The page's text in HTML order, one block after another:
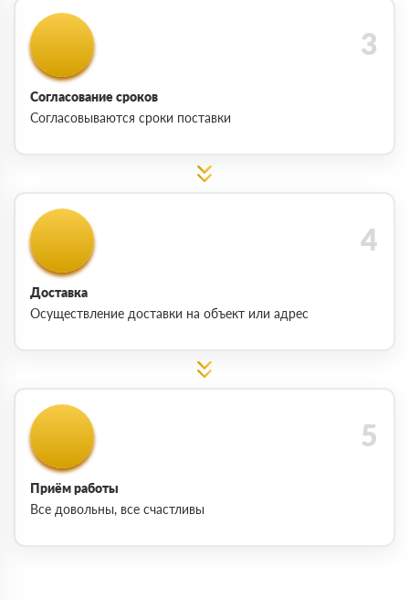
Согласование сроков
Согласовываются сроки поставки
Доставка
Осуществление доставки на объект или адрес
Приём работы
Все довольны, все счастливы